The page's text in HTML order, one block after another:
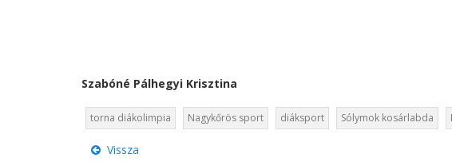
Szabóné Pálhegyi Krisztina
torna diákolimpia Nagykőrös sport diáksport Sólymok kosárlabda
Vissza